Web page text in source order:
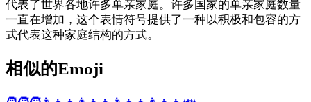
代表了世界各地许多单亲家庭。许多国家的单亲家庭数量
一直在增加，这个表情符号提供了一种以积极和包容的方
式代表这种家庭结构的方式。
相似的Emoji